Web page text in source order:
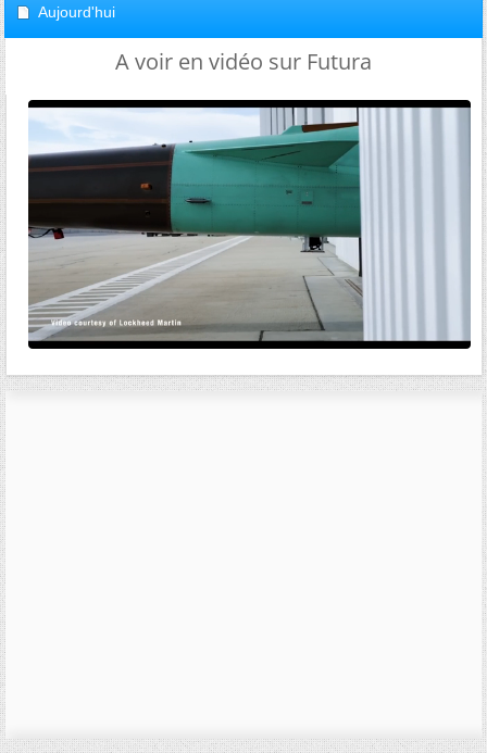
Aujourd'hui
A voir en vidéo sur Futura